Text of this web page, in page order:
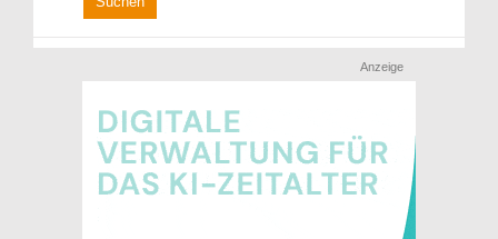
Anzeige